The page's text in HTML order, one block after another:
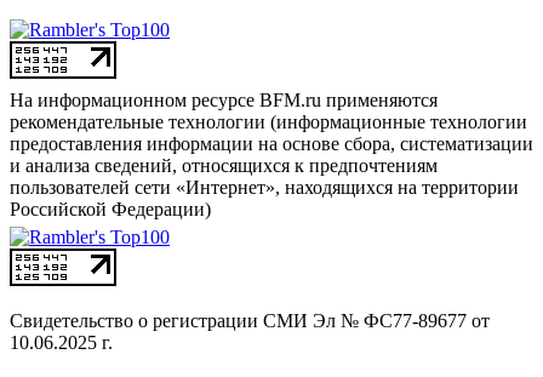
На информационном ресурсе BFM.ru применяются
рекомендательные технологии (информационные технологии
предоставления информации на основе сбора, систематизации
и анализа сведений, относящихся к предпочтениям
пользователей сети «Интернет», находящихся на территории
Российской Федерации)
Свидетельство о регистрации СМИ Эл № ФС77-89677 от
10.06.2025 г.